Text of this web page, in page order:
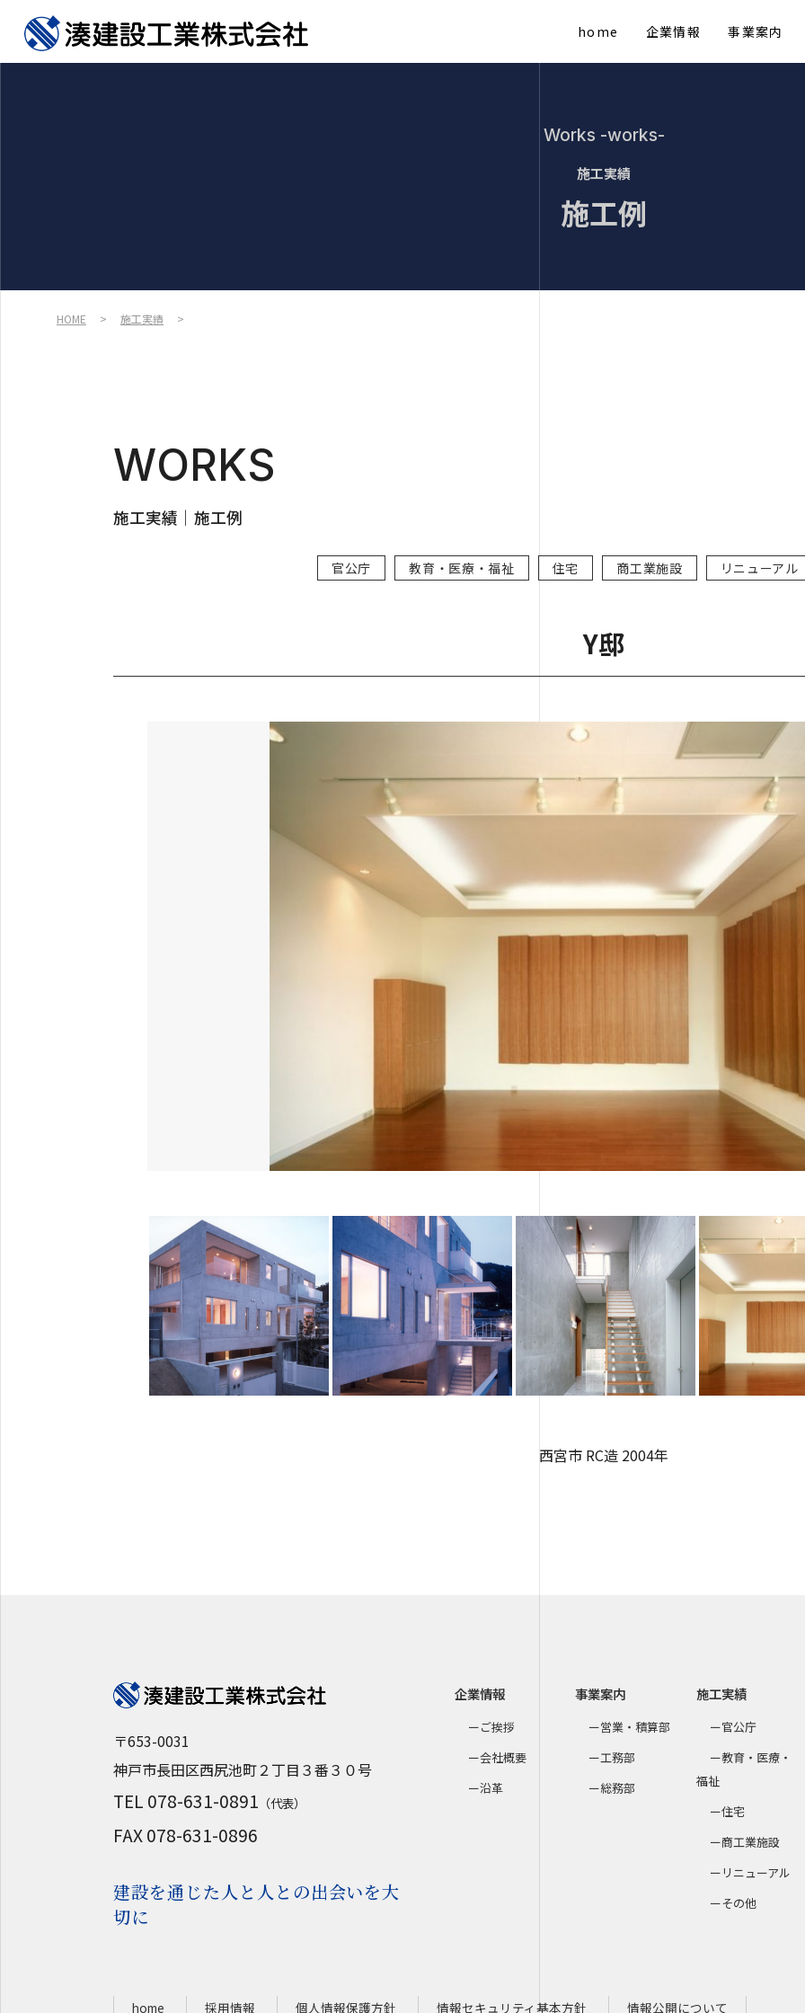
home 企業情報 事業案内
Works -works-
施工実績
施工例
HOME > 施工実績 >
WORKS
施工実績｜施工例
官公庁 教育・医療・福祉 住宅 商工業施設 リニューアル
Y邸
西宮市 RC造 2004年
〒653-0031
神戸市長田区西尻池町２丁目３番３０号
TEL 078-631-0891 （代表）
FAX 078-631-0896
建設を通じた人と人との出会いを大
切に
企業情報
ご挨拶
会社概要
沿革
事業案内
営業・積算部
工務部
総務部
施工実績
官公庁
教育・医療・
福祉
住宅
商工業施設
リニューアル
その他
home 採用情報 個人情報保護方針 情報セキュリティ基本方針 情報公開について